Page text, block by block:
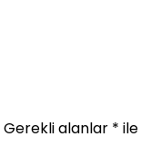
Gerekli alanlar * ile